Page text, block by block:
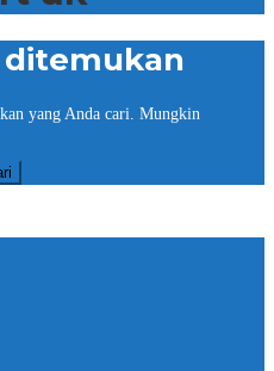
ditemukan
yang Anda cari. Mungkin